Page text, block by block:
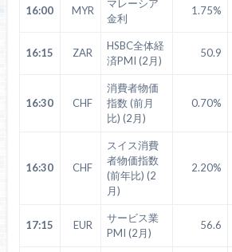
16:00 MYR
マレーシア
金利
1.75%
16:15 ZAR
HSBC全体経
済PMI (2月)
50.9
16:30 CHF
消費者物価
指数 (前月
比) (2月)
0.70%
16:30 CHF
スイス消費
者物価指数
(前年比) (2
月)
2.20%
17:15 EUR
サービス業
PMI (2月)
56.6